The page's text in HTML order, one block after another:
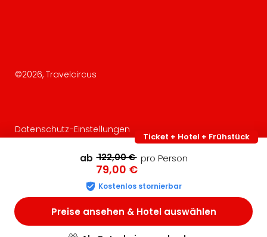
Ticket + Hotel + Frühstück
ab 122,00 €
79,00 €
pro Person
Kostenlos stornierbar
Preise ansehen & Hotel auswählen
©2026, Travelcircus
Datenschutz-Einstellungen